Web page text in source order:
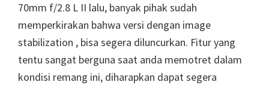
70mm f/2.8 L II lalu, banyak pihak sudah
memperkirakan bahwa versi dengan image
stabilization , bisa segera diluncurkan. Fitur yang
tentu sangat berguna saat anda memotret dalam
kondisi remang ini, diharapkan dapat segera